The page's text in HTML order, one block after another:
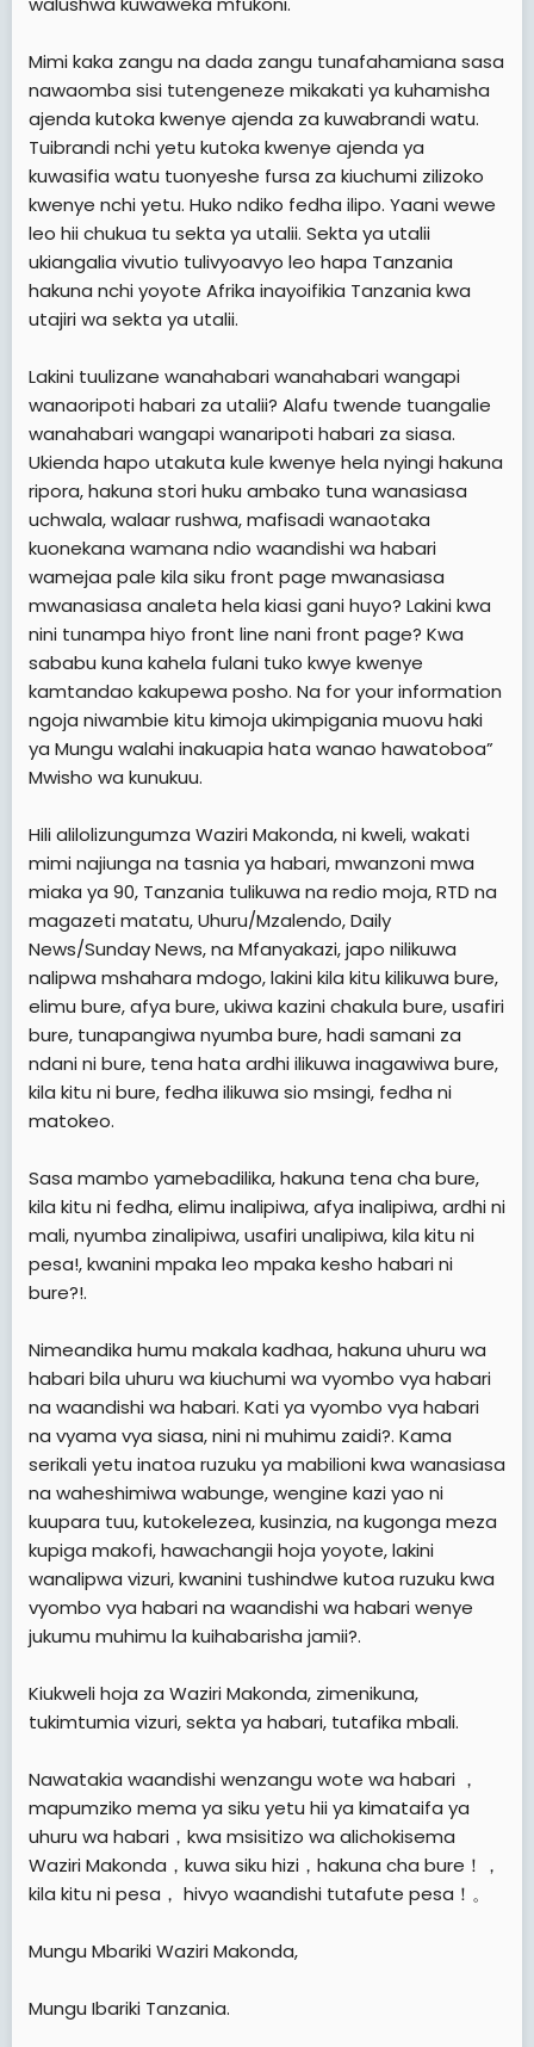
Mimi kaka zangu na dada zangu tunafahamiana sasa
nawaomba sisi tutengeneze mikakati ya kuhamisha
ajenda kutoka kwenye ajenda za kuwabrandi watu.
Tuibrandi nchi yetu kutoka kwenye ajenda ya
kuwasifia watu tuonyeshe fursa za kiuchumi zilizoko
kwenye nchi yetu. Huko ndiko fedha ilipo. Yaani wewe
leo hii chukua tu sekta ya utalii. Sekta ya utalii
ukiangalia vivutio tulivyoavyo leo hapa Tanzania
hakuna nchi yoyote Afrika inayoifikia Tanzania kwa
utajiri wa sekta ya utalii.
Lakini tuulizane wanahabari wanahabari wangapi
wanaoripoti habari za utalii? Alafu twende tuangalie
wanahabari wangapi wanaripoti habari za siasa.
Ukienda hapo utakuta kule kwenye hela nyingi hakuna
ripora, hakuna stori huku ambako tuna wanasiasa
uchwala, walaar rushwa, mafisadi wanaotaka
kuonekana wamana ndio waandishi wa habari
wamejaa pale kila siku front page mwanasiasa
mwanasiasa analeta hela kiasi gani huyo? Lakini kwa
nini tunampa hiyo front line nani front page? Kwa
sababu kuna kahela fulani tuko kwye kwenye
kamtandao kakupewa posho. Na for your information
ngoja niwambie kitu kimoja ukimpigania muovu haki
ya Mungu walahi inakuapia hata wanao hawatoboa”
Mwisho wa kunukuu.
Hili alilolizungumza Waziri Makonda, ni kweli, wakati
mimi najiunga na tasnia ya habari, mwanzoni mwa
miaka ya 90, Tanzania tulikuwa na redio moja, RTD na
magazeti matatu, Uhuru/Mzalendo, Daily
News/Sunday News, na Mfanyakazi, japo nilikuwa
nalipwa mshahara mdogo, lakini kila kitu kilikuwa bure,
elimu bure, afya bure, ukiwa kazini chakula bure, usafiri
bure, tunapangiwa nyumba bure, hadi samani za
ndani ni bure, tena hata ardhi ilikuwa inagawiwa bure,
kila kitu ni bure, fedha ilikuwa sio msingi, fedha ni
matokeo.
Sasa mambo yamebadilika, hakuna tena cha bure,
kila kitu ni fedha, elimu inalipiwa, afya inalipiwa, ardhi ni
mali, nyumba zinalipiwa, usafiri unalipiwa, kila kitu ni
pesa!, kwanini mpaka leo mpaka kesho habari ni
bure?!.
Nimeandika humu makala kadhaa, hakuna uhuru wa
habari bila uhuru wa kiuchumi wa vyombo vya habari
na waandishi wa habari. Kati ya vyombo vya habari
na vyama vya siasa, nini ni muhimu zaidi?. Kama
serikali yetu inatoa ruzuku ya mabilioni kwa wanasiasa
na waheshimiwa wabunge, wengine kazi yao ni
kuupara tuu, kutokelezea, kusinzia, na kugonga meza
kupiga makofi, hawachangii hoja yoyote, lakini
wanalipwa vizuri, kwanini tushindwe kutoa ruzuku kwa
vyombo vya habari na waandishi wa habari wenye
jukumu muhimu la kuihabarisha jamii?.
Kiukweli hoja za Waziri Makonda, zimenikuna,
tukimtumia vizuri, sekta ya habari, tutafika mbali.
Nawatakia waandishi wenzangu wote wa habari ，
mapumziko mema ya siku yetu hii ya kimataifa ya
uhuru wa habari，kwa msisitizo wa alichokisema
Waziri Makonda，kuwa siku hizi，hakuna cha bure！，
kila kitu ni pesa， hivyo waandishi tutafute pesa！。
Mungu Mbariki Waziri Makonda,
Mungu Ibariki Tanzania.